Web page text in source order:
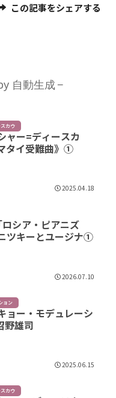
この記事をシェアする
自動生成
カウ
ャー=ディースカ
タイ受難曲》①
2025.04.18
シア・ピアニズ
ツキーとユージナ①
2026.07.10
ョン
ョー・モデュレーシ
沼野雄司
2025.06.15
カウ